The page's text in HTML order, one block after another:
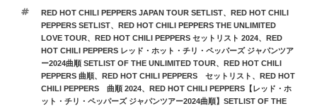
ゴ
リ
ー
タ
グ
RED HOT CHILI PEPPERS JAPAN TOUR SETLIST、 RED HOT CHILI
PEPPERS SETLIST、 RED HOT CHILI PEPPERS THE UNLIMITED
LOVE TOUR、 RED HOT CHILI PEPPERS セットリスト 2024、 RED
HOT CHILI PEPPERS レッド・ホット・チリ・ペッパーズ ジャパンツア
ー2024曲順 SETLIST OF THE UNLIMITED TOUR、 RED HOT CHILI
PEPPERS 曲順、 RED HOT CHILI PEPPERS セットリスト 、 RED HOT
CHILI PEPPERS 曲順 2024、 RED HOT CHILI PEPPERS【レッド・ホ
ット・チリ・ペッパーズ ジャパンツアー2024曲順】SETLIST OF THE